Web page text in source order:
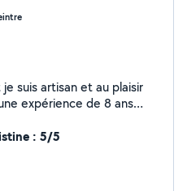
suis artisan et au plaisir
expérience de 8 ans
bâtiment (BAC PRO) Je
dans des différentes
contacter via mon site web
: 5/5